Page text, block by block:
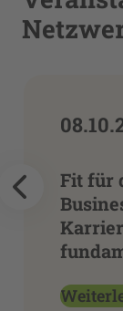
Fit für